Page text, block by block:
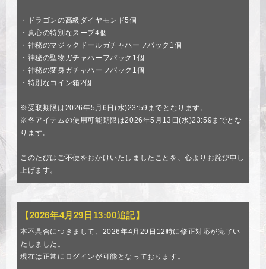
・ドラゴンの高級ダイヤモンド5個
・真心の特別なスープ4個
・神秘のマジックドールガチャハーフパック1個
・神秘の聖物ガチャハーフパック1個
・神秘の変身ガチャハーフパック1個
・特別なコイン箱2個
※受取期限は2026年5月6日(水)23:59までとなります。
※各アイテムの使用可能期限は2026年5月13日(水)23:59までとな
ります。
このたびはご不便をおかけいたしましたことを、心よりお詫び申し
上げます。
【2026年4月29日13:00追記】
本不具合につきまして、2026年4月29日12時に修正対応が完了い
たしました。
現在は正常にログインが可能となっております。